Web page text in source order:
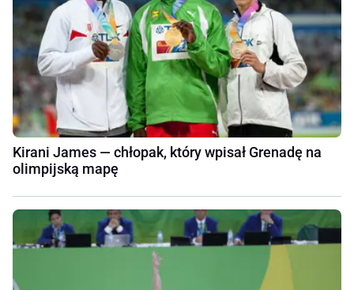
Kirani James — chłopak, który wpisał Grenadę na
olimpijską mapę